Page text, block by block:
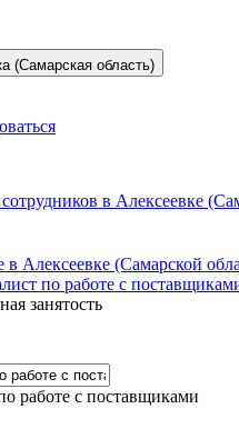
(Самарская область)
в Алексеевке
в Алексеевке (Самарской
по работе с
занятость
работе с поставщиками